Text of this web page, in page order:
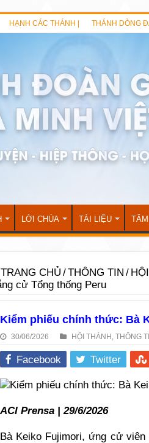
HẠNH CÁC THÁNH | THÁNH DÒNG
LỜI CHÚA TÀI LIỆU
CHỦ /THÔNG TIN /
cử Tổng thống Peru
Kiểm phiếu chính thức: Bà
30/06/2026 HỘI THÁNH , THÔNG
Facebook Twitter
ACI Prensa | 29/6/2026
Bà Keiko Fujimori, ứng cử